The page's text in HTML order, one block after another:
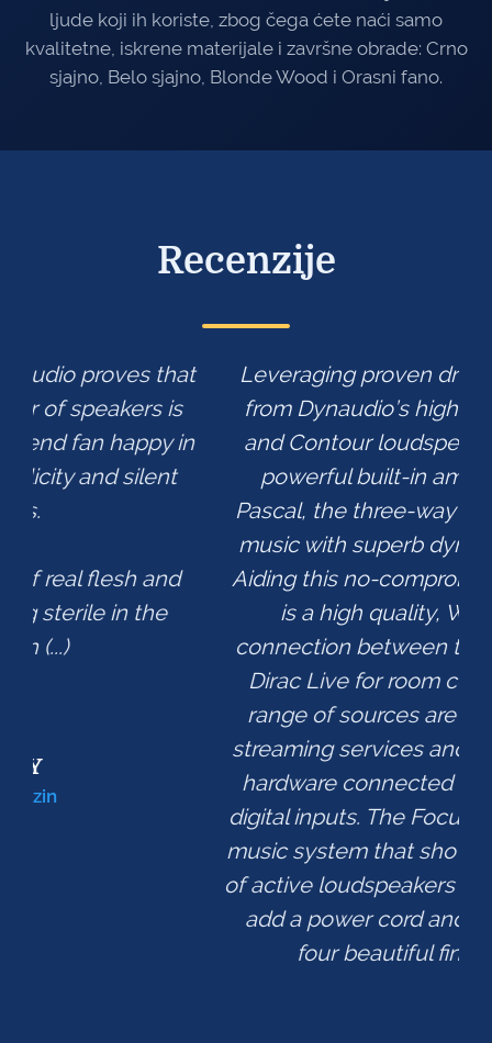
ljude koji ih koriste, zbog čega ćete naći samo
kvalitetne, iskrene materijale i završne obrade: Crno
sjajno, Belo sjajno, Blonde Wood i Orasni fano.
Recenzije
Leveraging proven driver technologies
from Dynaudio’s high-end Confidence
and Contour loudspeakers, married to
powerful built-in amplification from
Pascal, the three-way Focus 50 delivers
music with superb dynamics and scale.
Aiding this no-compromise performance
is a high quality, WiSA-enabled
connection between the speakers, plus
Dirac Live for room correction. A wide
range of sources are supported, from
streaming services and Roon to physical
hardware connected via analogue and
digital inputs. The Focus 50 is a complete
music system that shows the full promise
of active loudspeakers – you only need to
add a power cord and choose from its
four beautiful finish options.